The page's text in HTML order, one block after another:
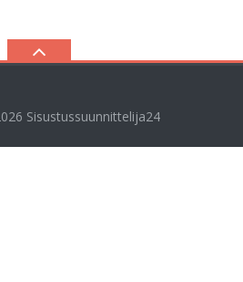
Sisustussuunnittelija24